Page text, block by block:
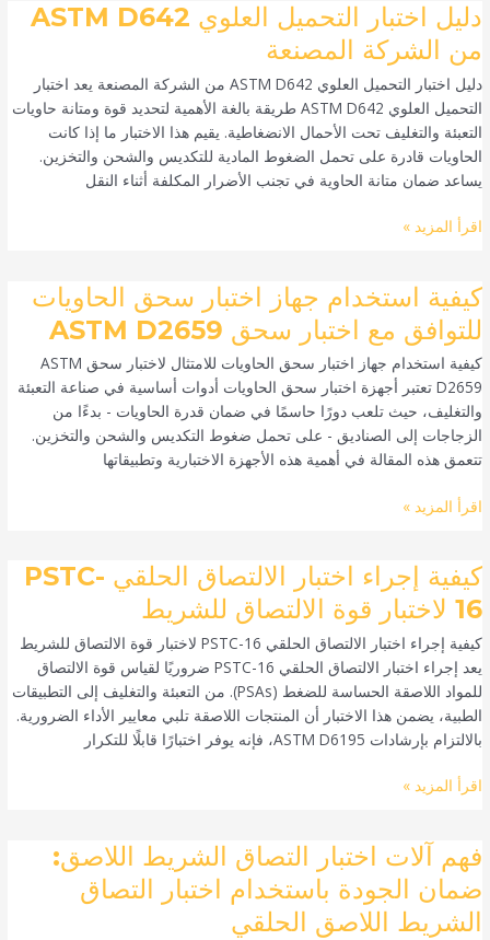
دليل اختبار التحميل العلوي ASTM D642
من الشركة المصنعة
دليل اختبار التحميل العلوي ASTM D642 من الشركة المصنعة يعد اختبار
التحميل العلوي ASTM D642 طريقة بالغة الأهمية لتحديد قوة ومتانة حاويات
التعبئة والتغليف تحت الأحمال الانضغاطية. يقيم هذا الاختبار ما إذا كانت
الحاويات قادرة على تحمل الضغوط المادية للتكديس والشحن والتخزين.
يساعد ضمان متانة الحاوية في تجنب الأضرار المكلفة أثناء النقل
دليل
اختبار
التحميل
العلوي
ASTM
D642
من
الشركة
اقرأ المزيد »
كيفية استخدام جهاز اختبار سحق الحاويات
للتوافق مع اختبار سحق ASTM D2659
كيفية استخدام جهاز اختبار سحق الحاويات للامتثال لاختبار سحق ASTM
D2659 تعتبر أجهزة اختبار سحق الحاويات أدوات أساسية في صناعة التعبئة
والتغليف، حيث تلعب دورًا حاسمًا في ضمان قدرة الحاويات - بدءًا من
الزجاجات إلى الصناديق - على تحمل ضغوط التكديس والشحن والتخزين.
تتعمق هذه المقالة في أهمية هذه الأجهزة الاختبارية وتطبيقاتها
كيفية
استخدام
جهاز
اختبار
سحق
الحاويات
للتوافق
مع
سحق
اقرأ المزيد »
كيفية إجراء اختبار الالتصاق الحلقي PSTC-
16 لاختبار قوة الالتصاق للشريط
كيفية إجراء اختبار الالتصاق الحلقي PSTC-16 لاختبار قوة الالتصاق للشريط
يعد إجراء اختبار الالتصاق الحلقي PSTC-16 ضروريًا لقياس قوة الالتصاق
للمواد اللاصقة الحساسة للضغط (PSAs). من التعبئة والتغليف إلى التطبيقات
الطبية، يضمن هذا الاختبار أن المنتجات اللاصقة تلبي معايير الأداء الضرورية.
بالالتزام بإرشادات ASTM D6195، فإنه يوفر اختبارًا قابلًا للتكرار
كيفية
إجراء
اختبار
الالتصاق
الحلقي
PSTC-
16
لاختبار
الالتصاق
اقرأ المزيد »
فهم آلات اختبار التصاق الشريط اللاصق:
ضمان الجودة باستخدام اختبار التصاق
الشريط اللاصق الحلقي
فهم
آلات
اختبار
التصاق